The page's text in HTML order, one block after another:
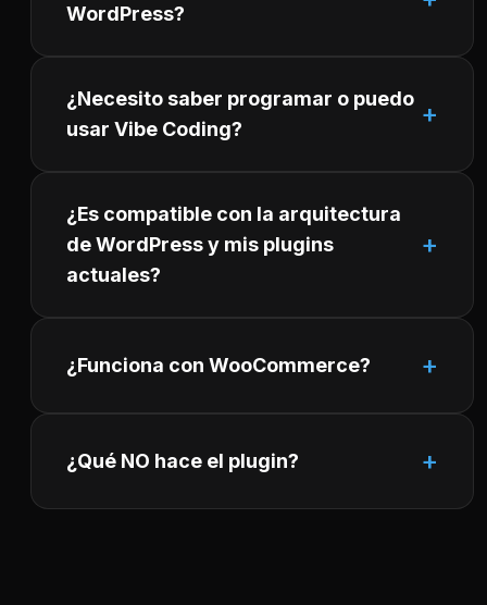
WordPress?
¿Necesito saber programar o puedo
usar Vibe Coding?
¿Es compatible con la arquitectura
de WordPress y mis plugins
actuales?
¿Funciona con WooCommerce?
¿Qué NO hace el plugin?